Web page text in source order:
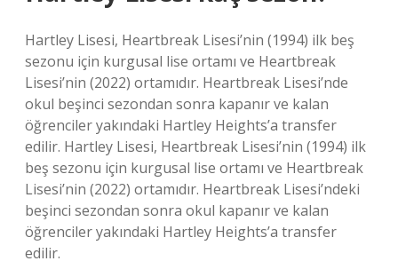
Hartley Lisesi, Heartbreak Lisesi’nin (1994) ilk beş
sezonu için kurgusal lise ortamı ve Heartbreak
Lisesi’nin (2022) ortamıdır. Heartbreak Lisesi’nde
okul beşinci sezondan sonra kapanır ve kalan
öğrenciler yakındaki Hartley Heights’a transfer
edilir. Hartley Lisesi, Heartbreak Lisesi’nin (1994) ilk
beş sezonu için kurgusal lise ortamı ve Heartbreak
Lisesi’nin (2022) ortamıdır. Heartbreak Lisesi’ndeki
beşinci sezondan sonra okul kapanır ve kalan
öğrenciler yakındaki Hartley Heights’a transfer
edilir.